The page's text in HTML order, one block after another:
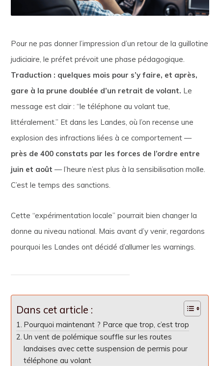
Pour ne pas donner l’impression d’un retour de la guillotine
judiciaire, le préfet prévoit une phase pédagogique.
Traduction : quelques mois pour s’y faire, et après,
gare à la prune doublée d’un retrait de volant. Le
message est clair : “le téléphone au volant tue,
littéralement.” Et dans les Landes, où l’on recense une
explosion des infractions liées à ce comportement —
près de 400 constats par les forces de l’ordre entre
juin et août — l’heure n’est plus à la sensibilisation molle.
C’est le temps des sanctions.
Cette “expérimentation locale” pourrait bien changer la
donne au niveau national. Mais avant d’y venir, regardons
pourquoi les Landes ont décidé d’allumer les warnings.
Dans cet article :
Pourquoi maintenant ? Parce que trop, c’est trop
Un vent de polémique souffle sur les routes
landaises avec cette suspension de permis pour
téléphone au volant